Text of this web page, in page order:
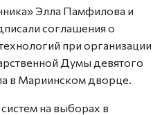
Элла Памфилова и
соглашения о
при организации
Думы девятого
в Мариинском дворце.
на выборах в